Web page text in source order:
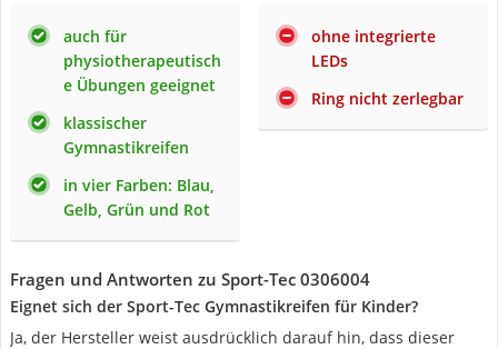
auch für
physiotherapeutisch
e Übungen geeignet
klassischer
Gymnastikreifen
in vier Farben: Blau,
Gelb, Grün und Rot
ohne integrierte
LEDs
Ring nicht zerlegbar
Fragen und Antworten zu Sport-Tec 0306004
Eignet sich der Sport-Tec Gymnastikreifen für Kinder?
Ja, der Hersteller weist ausdrücklich darauf hin, dass dieser